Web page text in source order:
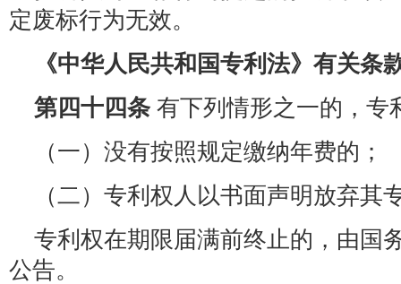
定废标行为无效。
《中华人民共和国专利法》有关条
第四十四条 有下列情形之一的，专
（一）没有按照规定缴纳年费的；
（二）专利权人以书面声明放弃其
专利权在期限届满前终止的，由国
公告。